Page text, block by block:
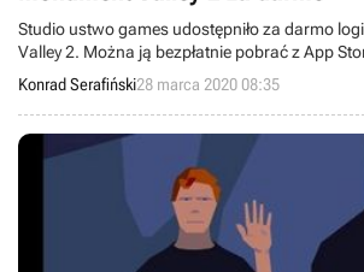
Studio ustwo games udostępniło za darmo
Valley 2. Można ją bezpłatnie pobrać z App
Chętnym do przetestowania produkcji radzimy
twórcy nie podali daty zakończenia promocji.
Konrad Serafiński28 marca 2020 08:35